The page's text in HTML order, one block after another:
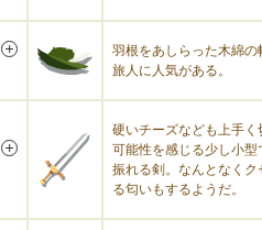
羽根をあしらった木綿の
旅人に人気がある。
硬いチーズなども上手く
可能性を感じる少し小型
振れる剣。なんとなくク
る匂いもするようだ。